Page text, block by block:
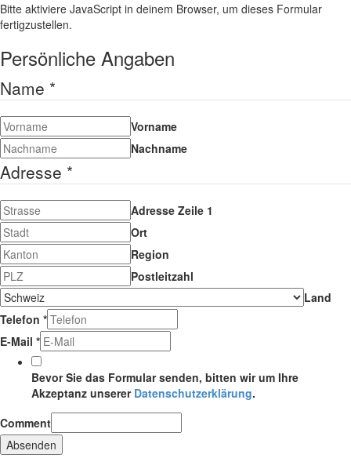
Bitte aktiviere JavaScript in deinem Browser, um dieses Formular
fertigzustellen.
Persönliche Angaben
Name *
Vorname
Nachname
Adresse *
Adresse Zeile 1
Ort
Region
Postleitzahl
Land
Telefon *
E-Mail *
Bevor Sie das Formular senden, bitten wir um Ihre
Akzeptanz unserer Datenschutzerklärung.
Comment
Absenden